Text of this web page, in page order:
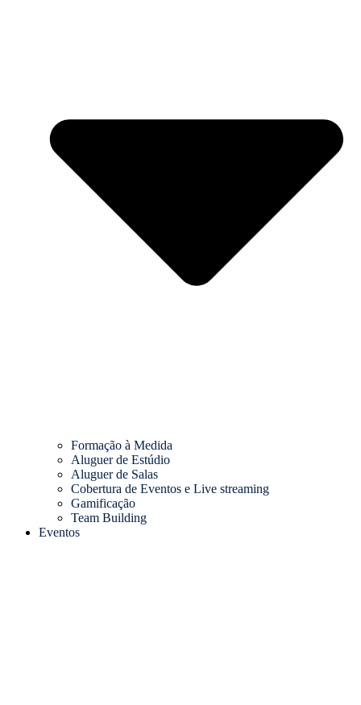
Formação à Medida
Aluguer de Estúdio
Aluguer de Salas
Cobertura de Eventos e Live streaming
Gamificação
Team Building
Eventos